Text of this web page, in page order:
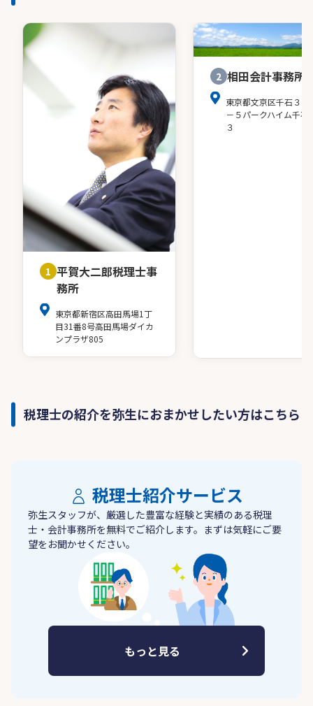
1 平賀大二郎税理士事
務所
東京都新宿区高田馬場1丁
目31番8号高田馬場ダイカ
ンプラザ805
2 相田会計事務所
東京都文京区千石３－
－５パークハイム千石
３
税理士の紹介を弥生におまかせしたい方はこちら
税理士紹介サービス
弥生スタッフが、厳選した豊富な経験と実績のある税理
士・会計事務所を無料でご紹介します。まずは気軽にご要
望をお聞かせください。
もっと見る